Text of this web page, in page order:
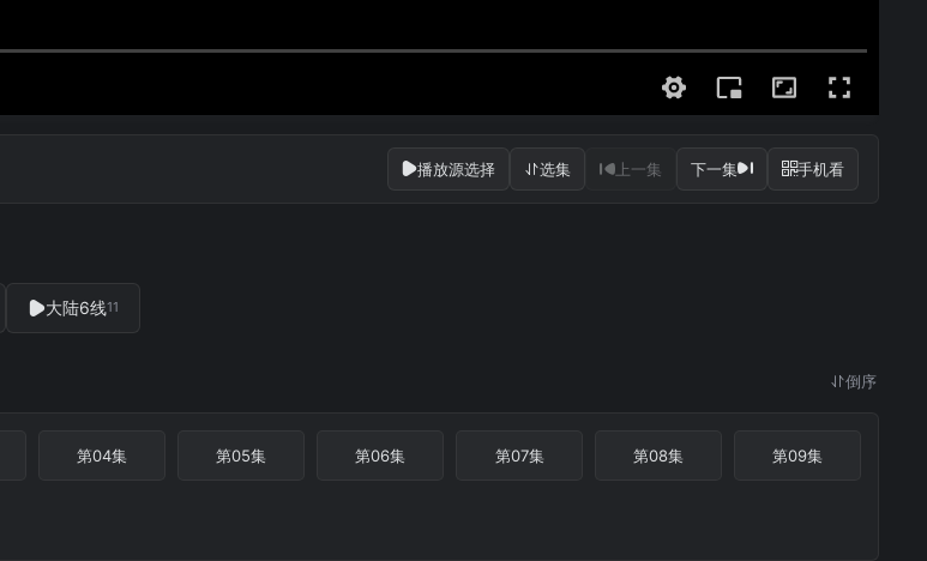
播放源选择 选集 上一集 下一集 手机看
大陆6线11
倒序
第04集 第05集 第06集 第07集 第08集 第09集